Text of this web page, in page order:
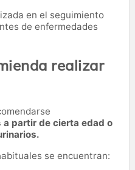
en el seguimiento
de enfermedades
realizar
a partir de cierta edad o
se encuentran: